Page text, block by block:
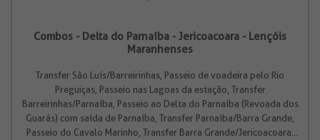
Combos - Delta do Parnaíba - Jericoacoara - Lençóis
Maranhenses
Transfer São Luís/Barreirinhas, Passeio de voadeira pelo Rio
Preguiças, Passeio nas Lagoas da estação, Transfer
Barreirinhas/Parnaíba, Passeio ao Delta do Parnaíba (Revoada dos
Guarás) com saída de Parnaíba, Transfer Parnaíba/Barra Grande,
Passeio do Cavalo Marinho, Transfer Barra Grande/Jericoacoara,